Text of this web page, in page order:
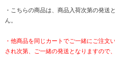
・こちらの商品は、商品入荷次第の発送
ん。
・他商品を同じカートでご一緒にご注文
され次第、ご一緒の発送となりますので